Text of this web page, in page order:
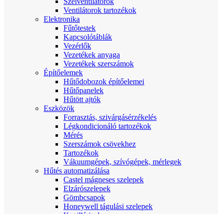
Ventilátorok tartozékok
Elektronika
Fűtőtestek
Kapcsolótáblák
Vezérlők
Vezetékek anyaga
Vezetékek szerszámok
Építőelemek
Hűtődobozok építőelemei
Hűtőpanelek
Hűtött ajtók
Eszközök
Forrasztás, szivárgásérzékelés
Légkondicionáló tartozékok
Mérés
Szerszámok csövekhez
Tartozékok
Vákuumgépek, szívógépek, mérlegek
Hűtés automatizálása
Castel mágneses szelepek
Elzárószelepek
Gömbcsapok
Honeywell tágulási szelepek